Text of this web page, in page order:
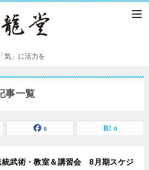
気」に活力を
事一覧
0 0
統武術・教室＆講習会 8月期スケジ